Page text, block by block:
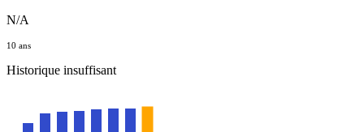
N/A
10 ans
Historique insuffisant